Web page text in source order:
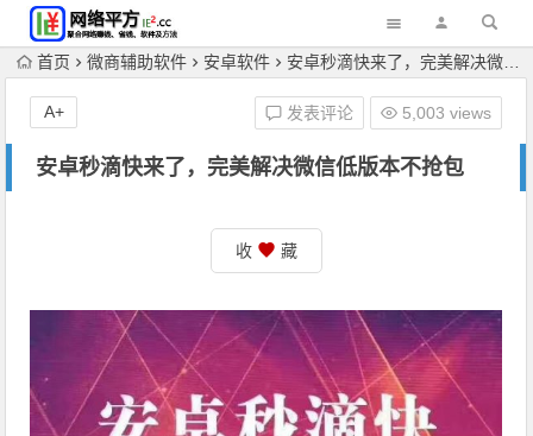
首页 微商辅助软件 安卓软件 安卓秒滴快来了，完美解决微信低版本不抢包
安卓秒滴快来了，完美解决微信低版本不抢包
发表评论 5,003 views
A+
收 藏